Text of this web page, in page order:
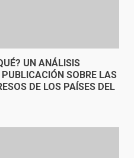
UN ANÁLISIS
SOBRE LAS
DE LOS PAÍSES DEL